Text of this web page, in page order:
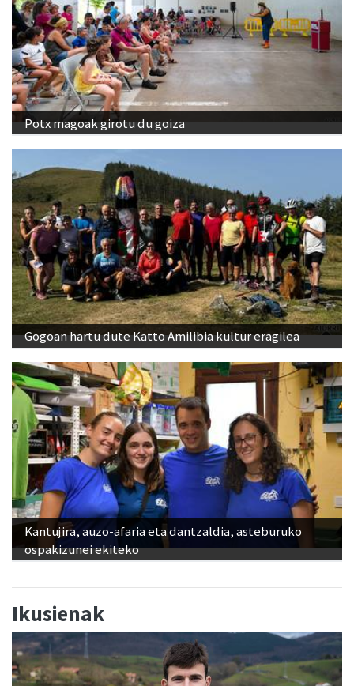
Potx magoak girotu du goiza
Gogoan hartu dute Katto Amilibia kultur eragilea
Kantujira, auzo-afaria eta dantzaldia, asteburuko
ospakizunei ekiteko
Ikusienak